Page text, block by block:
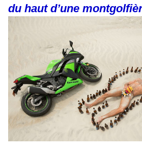
du haut d’une